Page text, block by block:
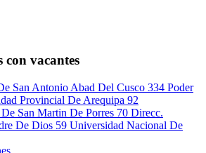
con vacantes
San Antonio Abad Del Cusco 334 Poder
Provincial De Arequipa 92
San Martin De Porres 70 Direcc.
De Dios 59 Universidad Nacional De